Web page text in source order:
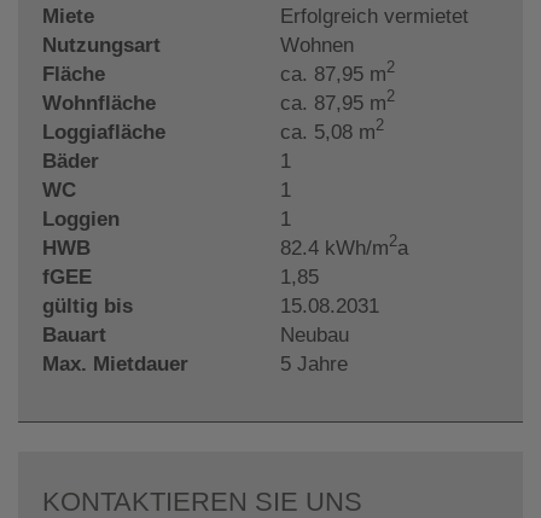
Miete
Erfolgreich vermietet
Nutzungsart
Wohnen
Fläche
ca. 87,95 m2
Wohnfläche ca. 87,95 m2
Loggiafläche ca. 5,08 m2
Bäder
1
WC
1
Loggien
1
HWB
82.4 kWh/m2a
fGEE
1,85
gültig bis
15.08.2031
Bauart
Neubau
Max. Mietdauer
5 Jahre
KONTAKTIEREN SIE UNS